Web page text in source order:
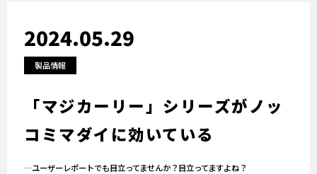
2024.05.29
製品情報
「マジカーリー」シリーズがノッ
コミマダイに効いている
…ユーザーレポートでも目立ってませんか？目立ってますよね？